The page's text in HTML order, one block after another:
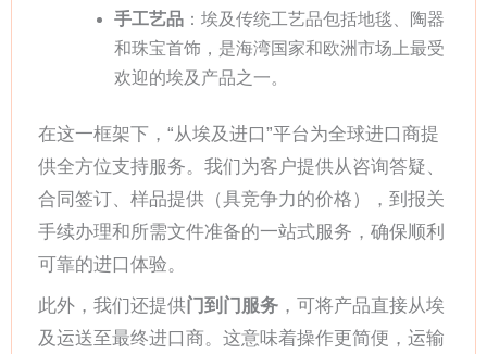
手工艺品：埃及传统工艺品包括地毯、陶器
和珠宝首饰，是海湾国家和欧洲市场上最受
欢迎的埃及产品之一。
在这一框架下，“从埃及进口”平台为全球进口商提
供全方位支持服务。我们为客户提供从咨询答疑、
合同签订、样品提供（具竞争力的价格），到报关
手续办理和所需文件准备的一站式服务，确保顺利
可靠的进口体验。
此外，我们还提供门到门服务 ，可将产品直接从埃
及运送至最终进口商。这意味着操作更简便，运输